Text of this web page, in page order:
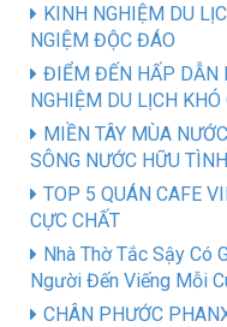
KINH NGHIỆM DU
NGIỆM ĐỘC ĐÁO
ĐIỂM ĐẾN HẤP DẪN
NGHIỆM DU LỊCH KHÓ
MIỀN TÂY MÙA
SÔNG NƯỚC HỮU TÌNH
TOP 5 QUÁN CAFE
CỰC CHẤT
Nhà Thờ Tắc Sậy Có
Người Đến Viếng Mỗi
CHÂN PHƯỚC